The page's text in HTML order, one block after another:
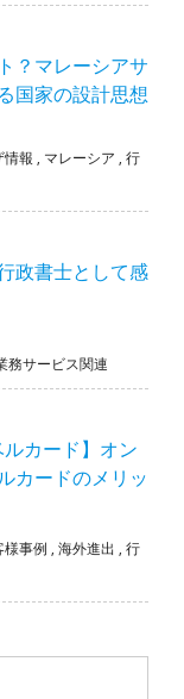
？マレーシアサ
国家の設計思想
情報 , マレーシア , 行
政書士として感
務サービス関連
ルカード】オン
カードのメリッ
様事例 , 海外進出 , 行